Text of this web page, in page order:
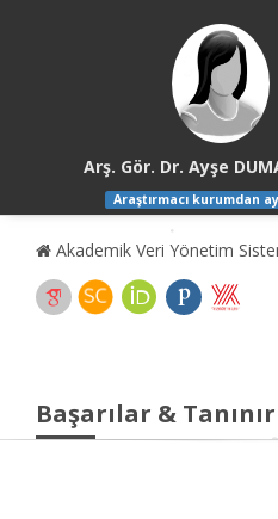
Arş. Gör. Dr. Ayşe
Araştırmacı kurumdan
Akademik Veri Yönetim
Başarılar &